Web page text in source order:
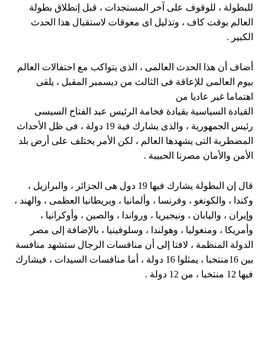
للبطولة ، للوقوف على آخر المستجدات ، قبل إنطلاق بطولة
العالم بوقت كاف ، وتذليل اى معوقات لاستقبال هذا الحدث
الكبير .
أضاف أن هذا الحدث العالمى ، الذى يتواكب مع احتفالات العالم
بيوم العالمى للإعاقة فى الثالث من ديسمبر المقبل ، يلقى
اهتماما غير عاديا من
القيادة السياسية بقيادة فخامة الرئيس عبد الفتاح السيسى
رئيس الجمهورية ، والذى يشارك فية 19 دولة ، فى ظل الأحداث
المضطربة التى يشهدها العالم ، لكن الأمر يختلف على أرض بلد
الأمن والأمان مصرنا الحبيبة .
قال إن البطولة يشارك فيها 19 دول هى الجزائر ، والبرازيل ،
وكندا ، والكونغو ، وفرنسا ، وألمانيا ، وبريطانيا العظمى ، والهند ،
وإيران ، واليابان ، ونيجيريا ، ورواندا ، والصين ، وأوكرانيا ،
وأمريكا ، ومنغوليا ، وهولندا ، وسلوفينيا ، بالإضافة إلى مصر
الدولة المنظمة ، لافتا إلى أن منافسات الرجال ستشهد منافسة
بين 16منتخبا ، يمثلوا 16 دولة ، أما منافسات السيدات ، فيشارك
فيها 12 منتخبا ، من 12 دولة .